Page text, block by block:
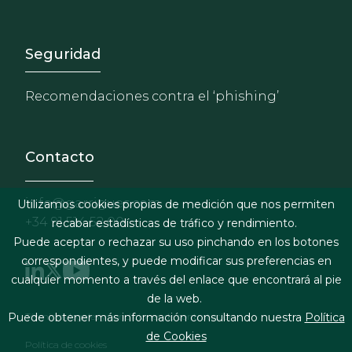
Footer - Extranet y
Seguridad
Recomendaciones contra el ‘phishing’
Contacto
info@garrigues.com
+34 91 514 52 00
Footer menu
Términos legales y condiciones de contratación
Política de cookies
Utilizamos cookies propias de medición que nos permiten
recabar estadísticas de tráfico y rendimiento.
Puede aceptar o rechazar su uso pinchando en los botones
correspondientes, y puede modificar sus preferencias en
cualquier momento a través del enlace que encontrará al pie
de la web.
Puede obtener más información consultando nuestra Política
de Cookies